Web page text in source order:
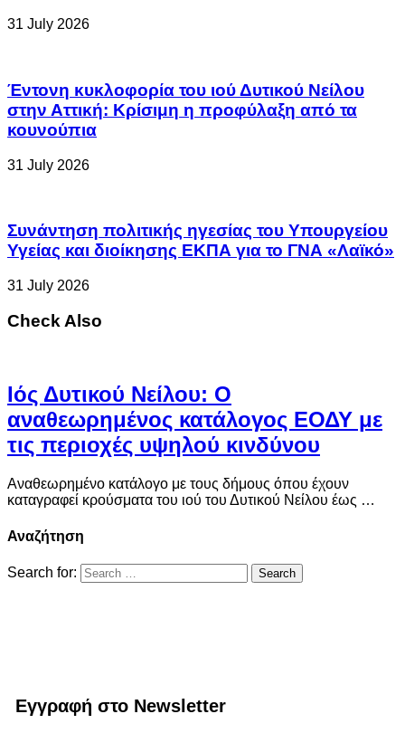
31 July 2026
Έντονη κυκλοφορία του ιού Δυτικού Νείλου
στην Αττική: Κρίσιμη η προφύλαξη από τα
κουνούπια
31 July 2026
Συνάντηση πολιτικής ηγεσίας του Υπουργείου
Υγείας και διοίκησης ΕΚΠΑ για το ΓΝΑ «Λαϊκό»
31 July 2026
Check Also
Ιός Δυτικού Νείλου: Ο
αναθεωρημένος κατάλογος ΕΟΔΥ με
τις περιοχές υψηλού κινδύνου
Αναθεωρημένο κατάλογο με τους δήμους όπου έχουν
καταγραφεί κρούσματα του ιού του Δυτικού Νείλου έως …
Αναζήτηση
Search for:
Εγγραφή στο Newsletter